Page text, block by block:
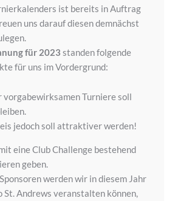
ist bereits in Auftrag
uns darauf diesen demnächst
für 2023 standen folgende
für uns im Vordergrund:
vorgabewirksamen Turniere soll
jedoch soll attraktiver werden!
eine Club Challenge bestehend
geben.
werden wir in diesem Jahr
St. Andrews veranstalten können,